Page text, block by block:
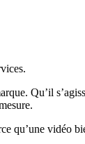
Qu’il
qu’une vidéo